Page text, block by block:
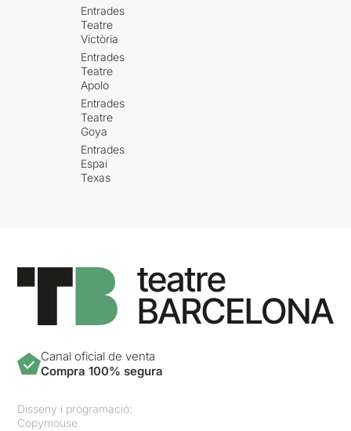
Entrades
Teatre
Victòria
Entrades
Teatre
Apolo
Entrades
Teatre
Goya
Entrades
Espai
Texas
Canal oficial de venta
Compra 100% segura
Disseny i programació:
Copymouse